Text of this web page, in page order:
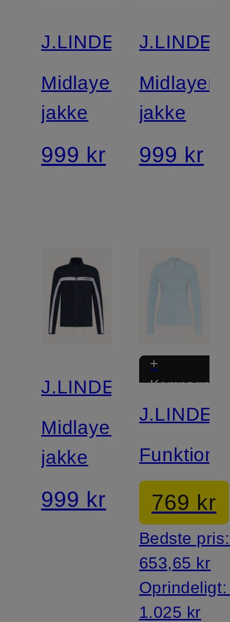
J.LINDEBERG
Midlayer-
jakke
999 kr
Midlayer-
jakke
999 kr
J.LINDEBERG
Midlayer-
jakke
999 kr
+
769 kr
Bedste
653,65 kr
1.025 kr